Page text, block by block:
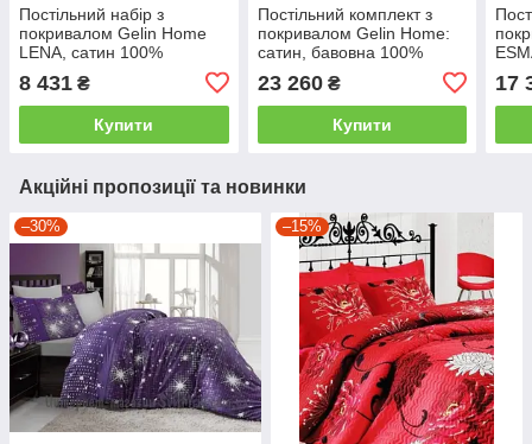
Постільний набір з
покривалом Gelin Home
LENA, сатин 100%
євро
8 431 ₴
Купити
Постільний комплект з
покривалом Gelin Home:
сатин, бавовна 100%
рожевий
23 260₴
Купити
17
Акційні пропозиції та новинки
–30% –15%